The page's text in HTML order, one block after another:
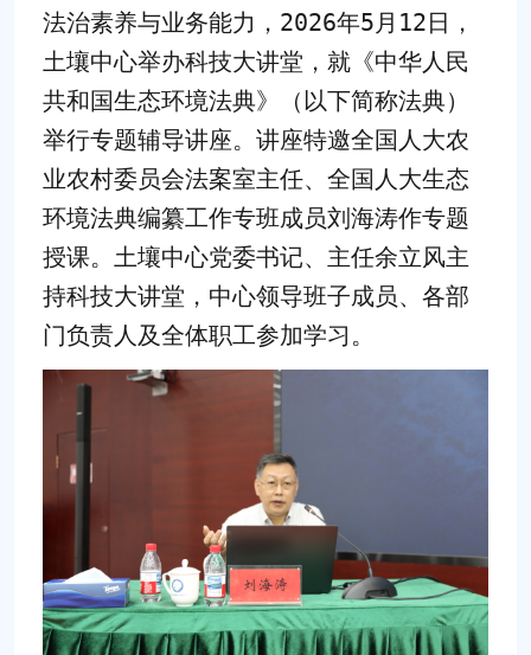
法治素养与业务能力，2026年5月12日，
土壤中心举办科技大讲堂，就《中华人民
共和国生态环境法典》（以下简称法典）
举行专题辅导讲座。讲座特邀全国人大农
业农村委员会法案室主任、全国人大生态
环境法典编纂工作专班成员刘海涛作专题
授课。土壤中心党委书记、主任余立风主
持科技大讲堂，中心领导班子成员、各部
门负责人及全体职工参加学习。